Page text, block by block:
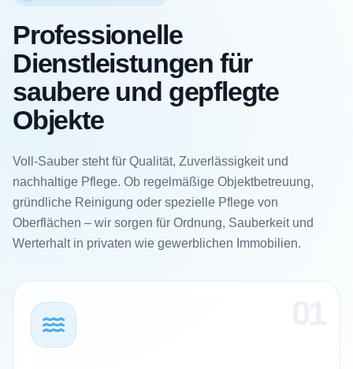
Professionelle
Dienstleistungen für
saubere und gepflegte
Objekte
Voll-Sauber steht für Qualität, Zuverlässigkeit und
nachhaltige Pflege. Ob regelmäßige Objektbetreuung,
gründliche Reinigung oder spezielle Pflege von
Oberflächen – wir sorgen für Ordnung, Sauberkeit und
Werterhalt in privaten wie gewerblichen Immobilien.